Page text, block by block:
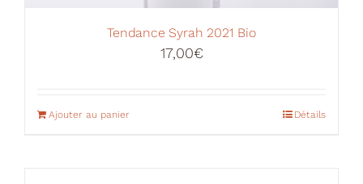
Tendance Syrah 2021 Bio
17,00€
Ajouter au panier Détails